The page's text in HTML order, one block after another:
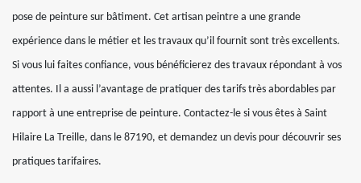
pose de peinture sur bâtiment. Cet artisan peintre a une grande
expérience dans le métier et les travaux qu’il fournit sont très excellents.
Si vous lui faites confiance, vous bénéficierez des travaux répondant à vos
attentes. Il a aussi l’avantage de pratiquer des tarifs très abordables par
rapport à une entreprise de peinture. Contactez-le si vous êtes à Saint
Hilaire La Treille, dans le 87190, et demandez un devis pour découvrir ses
pratiques tarifaires.